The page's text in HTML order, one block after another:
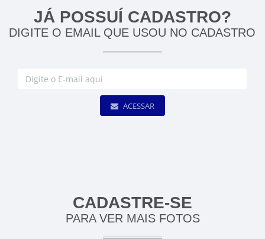
JÁ POSSUÍ CADASTRO?
DIGITE O EMAIL QUE USOU NO CADASTRO
ACESSAR
CADASTRE-SE
PARA VER MAIS FOTOS